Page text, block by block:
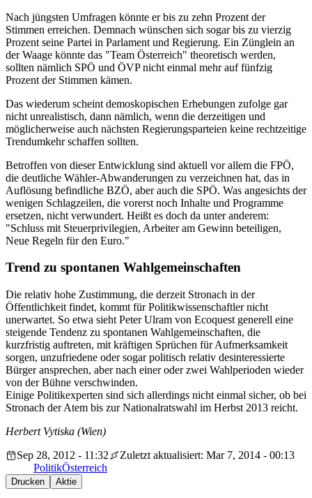
Nach jüngsten Umfragen könnte er bis zu zehn Prozent der
Stimmen erreichen. Demnach wünschen sich sogar bis zu vierzig
Prozent seine Partei in Parlament und Regierung. Ein Zünglein an
der Waage könnte das "Team Österreich" theoretisch werden,
sollten nämlich SPÖ und ÖVP nicht einmal mehr auf fünfzig
Prozent der Stimmen kämen.
Das wiederum scheint demoskopischen Erhebungen zufolge gar
nicht unrealistisch, dann nämlich, wenn die derzeitigen und
möglicherweise auch nächsten Regierungsparteien keine rechtzeitige
Trendumkehr schaffen sollten.
Betroffen von dieser Entwicklung sind aktuell vor allem die FPÖ,
die deutliche Wähler-Abwanderungen zu verzeichnen hat, das in
Auflösung befindliche BZÖ, aber auch die SPÖ. Was angesichts der
wenigen Schlagzeilen, die vorerst noch Inhalte und Programme
ersetzen, nicht verwundert. Heißt es doch da unter anderem:
"Schluss mit Steuerprivilegien, Arbeiter am Gewinn beteiligen,
Neue Regeln für den Euro."
Trend zu spontanen Wahlgemeinschaften
Die relativ hohe Zustimmung, die derzeit Stronach in der
Öffentlichkeit findet, kommt für Politikwissenschaftler nicht
unerwartet. So etwa sieht Peter Ulram von Ecoquest generell eine
steigende Tendenz zu spontanen Wahlgemeinschaften, die
kurzfristig auftreten, mit kräftigen Sprüchen für Aufmerksamkeit
sorgen, unzufriedene oder sogar politisch relativ desinteressierte
Bürger ansprechen, aber nach einer oder zwei Wahlperioden wieder
von der Bühne verschwinden.
Einige Politikexperten sind sich allerdings nicht einmal sicher, ob bei
Stronach der Atem bis zur Nationalratswahl im Herbst 2013 reicht.
Herbert Vytiska (Wien)
Sep 28, 2012 - 11:32
Zuletzt aktualisiert: Mar 7, 2014 - 00:13
PolitikÖsterreich
Drucken Aktie